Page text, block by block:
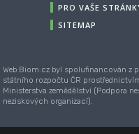
PRO VAŠE
SITEMAP
Web Biom.cz byl spolufinancován z
státního rozpočtu ČR
Ministerstva zemědělství (Podpora
neziskových organizací).